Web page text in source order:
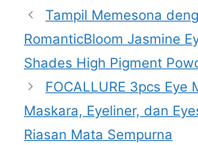
Tampil Memesona
RomanticBloom Jasmine
Shades High Pigment
FOCALLURE 3pcs Eye
Maskara, Eyeliner, dan
Riasan Mata Sempurna